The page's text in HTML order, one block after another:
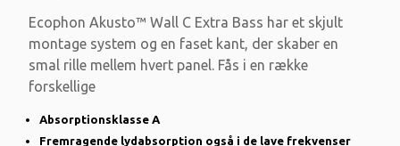
Ecophon Akusto™ Wall C Extra Bass har et skjult
montage system og en faset kant, der skaber en
smal rille mellem hvert panel. Fås i en række
forskellige
Absorptionsklasse A
Fremragende lydabsorption også i de lave frekvenser